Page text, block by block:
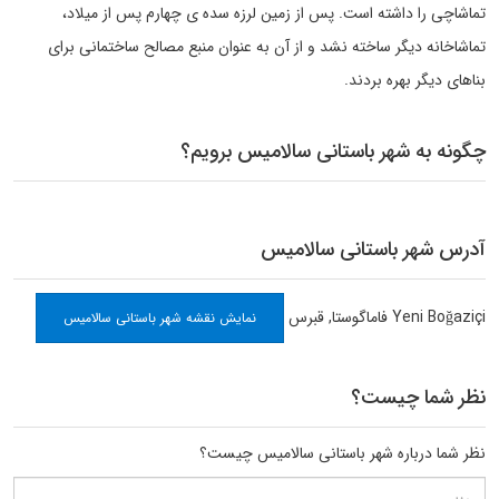
تماشاچی را داشته است. پس از زمین لرزه سده ی چهارم پس از میلاد،
تماشاخانه دیگر ساخته نشد و از آن به عنوان منبع مصالح ساختمانی برای
بناهای دیگر بهره بردند.
چگونه به شهر باستانی سالامیس برویم؟
آدرس شهر باستانی سالامیس
Yeni Boğaziçiفاماگوستا,قبرس نمایش نقشه شهر باستانی سالامیس
نظر شما چیست؟
نظر شما درباره شهر باستانی سالامیس چیست؟